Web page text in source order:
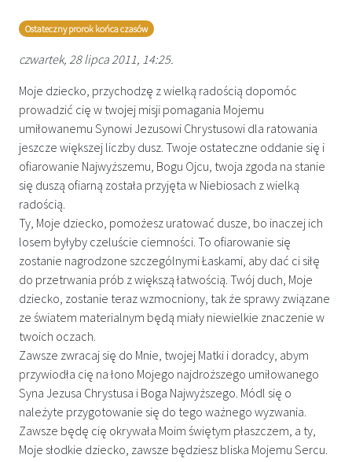
Ostateczny prorok końca czasów
czwartek, 28 lipca 2011, 14:25.
Moje dziecko, przychodzę z wielką radością dopomóc
prowadzić cię w twojej misji pomagania Mojemu
umiłowanemu Synowi Jezusowi Chrystusowi dla ratowania
jeszcze większej liczby dusz. Twoje ostateczne oddanie się i
ofiarowanie Najwyższemu, Bogu Ojcu, twoja zgoda na stanie
się duszą ofiarną została przyjęta w Niebiosach z wielką
radością.
Ty, Moje dziecko, pomożesz uratować dusze, bo inaczej ich
losem byłyby czeluście ciemności. To ofiarowanie się
zostanie nagrodzone szczególnymi Łaskami, aby dać ci siłę
do przetrwania prób z większą łatwością. Twój duch, Moje
dziecko, zostanie teraz wzmocniony, tak że sprawy związane
ze światem materialnym będą miały niewielkie znaczenie w
twoich oczach.
Zawsze zwracaj się do Mnie, twojej Matki i doradcy, abym
przywiodła cię na łono Mojego najdroższego umiłowanego
Syna Jezusa Chrystusa i Boga Najwyższego. Módl się o
należyte przygotowanie się do tego ważnego wyzwania.
Zawsze będę cię okrywała Moim świętym płaszczem, a ty,
Moje słodkie dziecko, zawsze będziesz bliska Mojemu Sercu.